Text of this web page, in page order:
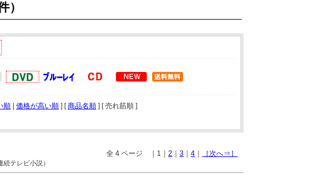
）
順 価格が高い順 ] [商品名順 ] [ 売れ筋順 ]
全 4 ページ ｜1｜ 2 3 4 ［次へ⇒］
続テレビ小説）